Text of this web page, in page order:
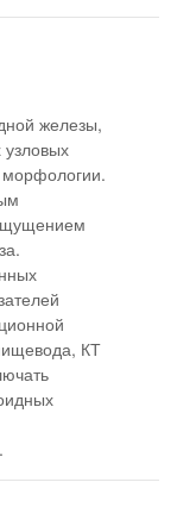
железы,
морфологии.
КТ